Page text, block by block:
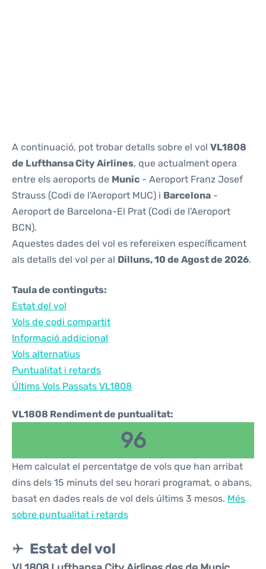
A continuació, pot trobar detalls sobre el vol VL1808
de Lufthansa City Airlines, que actualment opera
entre els aeroports de Munic - Aeroport Franz Josef
Strauss (Codi de l'Aeroport MUC) i Barcelona -
Aeroport de Barcelona-El Prat (Codi de l'Aeroport
BCN).
Aquestes dades del vol es refereixen específicament
als detalls del vol per al Dilluns, 10 de Agost de 2026.
Taula de continguts:
Estat del vol
Vols de codi compartit
Informació addicional
Vols alternatius
Puntualitat i retards
Últims Vols Passats VL1808
VL1808 Rendiment de puntualitat:
96
Hem calculat el percentatge de vols que han arribat
dins dels 15 minuts del seu horari programat, o abans,
basat en dades reals de vol dels últims 3 mesos. Més
sobre puntualitat i retards
Estat del vol